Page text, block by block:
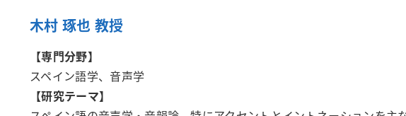
木村 琢也 教授
【専門分野】
スペイン語学、音声学
【研究テーマ】